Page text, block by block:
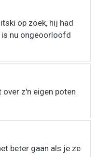
op zoek, hij had
nu ongeoorloofd
z'n eigen poten
beter gaan als je ze